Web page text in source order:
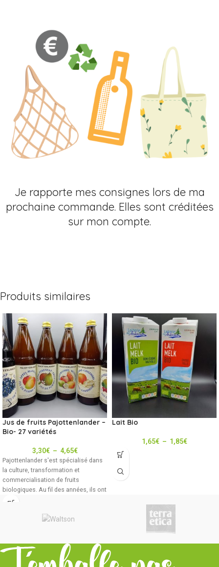
Je rapporte mes consignes lors de ma
prochaine commande. Elles sont créditées
sur mon compte.
Produits similaires
Jus de fruits Pajottenlander –
Bio- 27 variétés
3,30€ – 4,65€
Pajottenlander s'est spécialisé dans
la culture, transformation et
commercialisation de fruits
biologiques. Au fil des années, ils ont
développé une large gamme de jus de
de préparations à base de fruits.
sucres naturels de fruits
pasteurisé à la température la plus
Lait Bio
1,65€ – 1,85€